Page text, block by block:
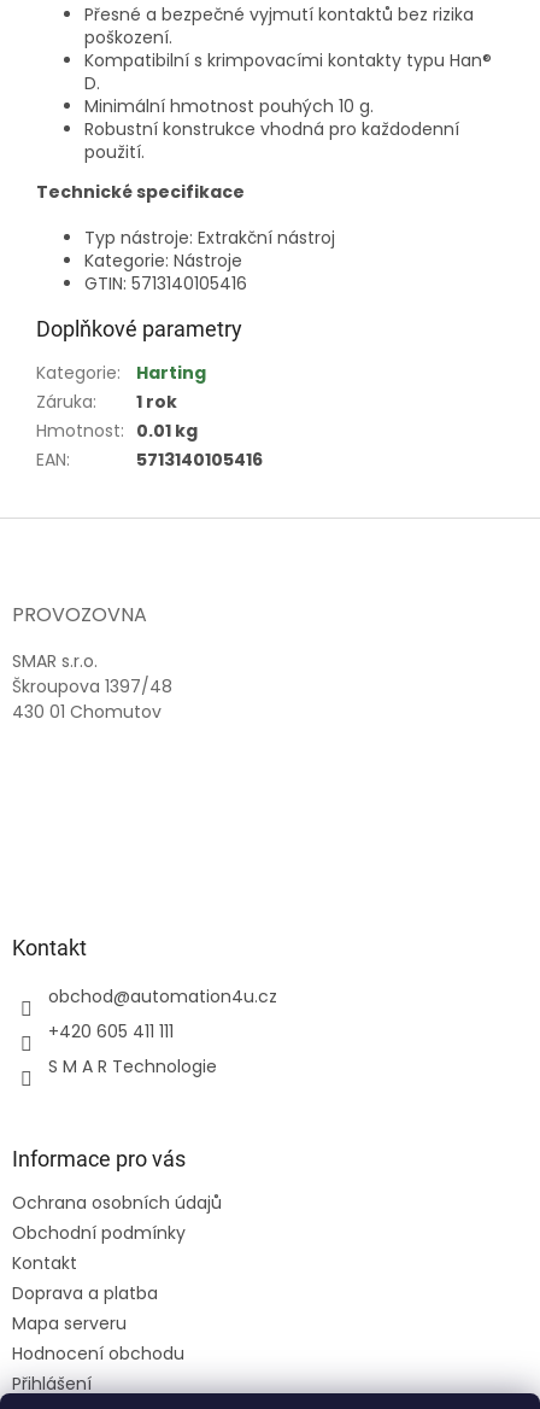
Přesné a bezpečné vyjmutí kontaktů bez rizika
poškození.
Kompatibilní s krimpovacími kontakty typu Han®
D.
Minimální hmotnost pouhých 10 g.
Robustní konstrukce vhodná pro každodenní
použití.
Technické specifikace
Typ nástroje: Extrakční nástroj
Kategorie: Nástroje
GTIN: 5713140105416
Doplňkové parametry
Kategorie:
Harting
Záruka:
1 rok
Hmotnost: 0.01 kg
EAN: 5713140105416
PROVOZOVNA
SMAR s.r.o.
Škroupova 1397/48
430 01 Chomutov
Kontakt
obchod@automation4u.cz
+420 605 411 111
S M A R Technologie
Informace pro vás
Ochrana osobních údajů
Obchodní podmínky
Kontakt
Doprava a platba
Mapa serveru
Hodnocení obchodu
Přihlášení